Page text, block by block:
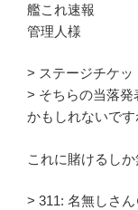
艦これ速報
管理人様
> ステージチケ
> そちらの当落発
かもしれないです
これに賭けるし
> 311: 名無しさ